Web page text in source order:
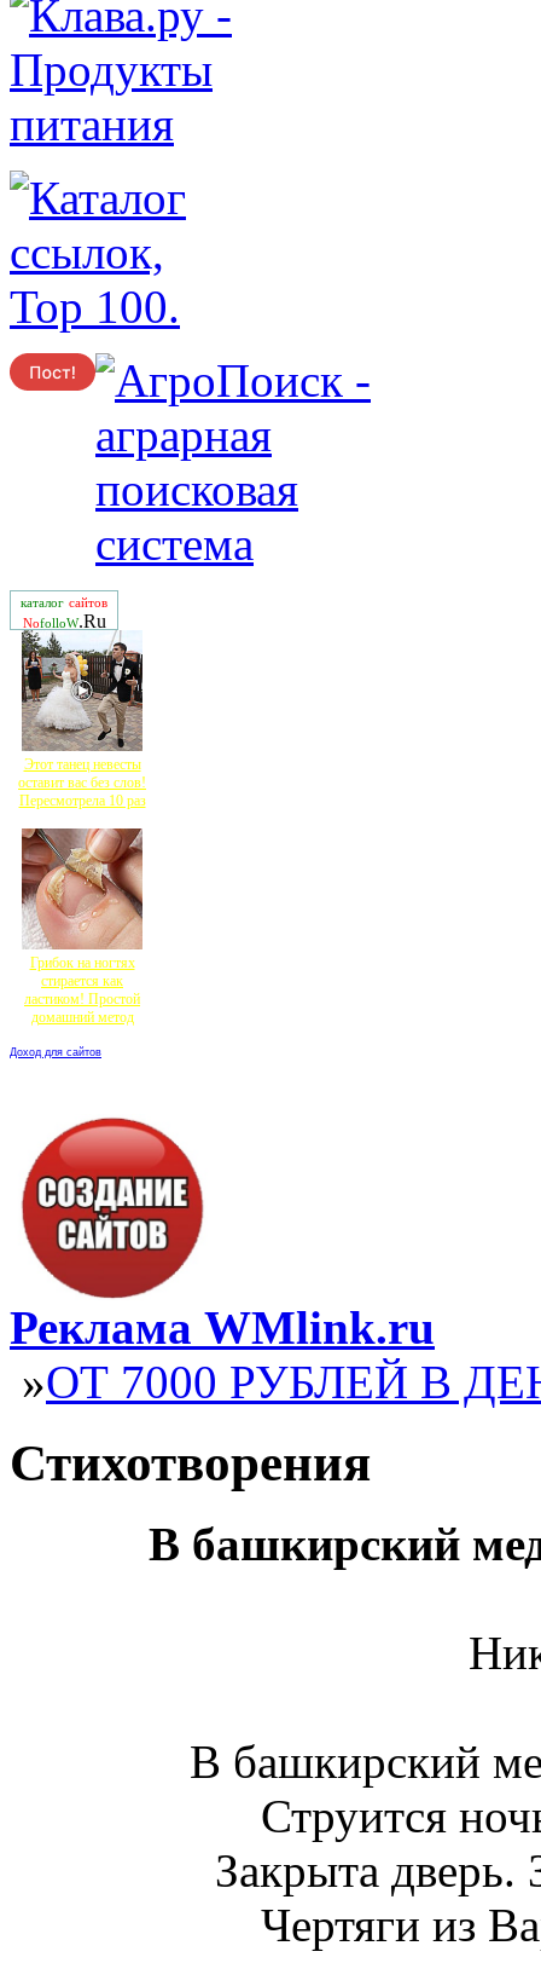
каталог сайтов
NofolloW.Ru
Этот танец невесты
оставит вас без слов!
Пересмотрела 10 раз
Грибок на ногтях
стирается как
ластиком! Простой
домашний метод
Доход для сайтов
Реклама WMlink.ru
»ОТ 7000 РУБЛЕЙ В
Стихотворения
В башкирский
В башкирский
Струится
Закрыта дверь.
Чертяги из